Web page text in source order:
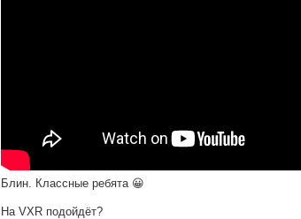
Блин. Классные ребята 😀
На VXR подойдёт?